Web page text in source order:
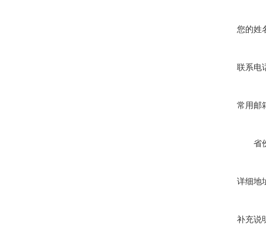
您的姓
联系电
常用邮
省
详细地
补充说